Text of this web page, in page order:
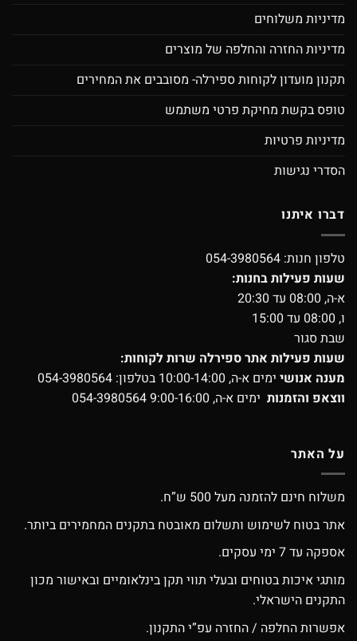
מדיניות משלוחים
מדיניות החזרה והחלפה של מוצרים
תקנון מועדון לקוחות ספירלה- מסובבים את המחירים
טופס בקשת מחיקת פרטי משתמש
מדיניות פרטיות
הסדרי נגישות
דברו איתנו
טלפון חנות:054-3980564
שעות פעילות בחנות:
א-ה, 08:00 עד 20:30
ו, 08:00 עד 15:00
שבת סגור
שעות פעילות אתר ספירלה שרות לקוחות:
מענה אנושיימים א-ה, 10:00-14:00 בטלפון:
054-3980564
ווצאפ והזמנותימים א-ה, 9:00-16:00 054-3980564
על האתר
משלוח חינם להזמנה מעל 500 ש”ח.
אתר בטוח לשימוש ותשלום מאובטח בתקנים המחמירים ביותר.
אספקה עד 7 ימי עסקים.
מותגי איכות בטוחים ובעלי תווי תקן בינלאומיים ובאישור מכון
התקנים הישראלי.
אפשרות החלפה / החזרה עפ”י התקנון.